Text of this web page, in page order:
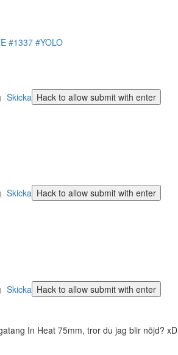
#1337 #YOLO
Skicka
Skicka
Skicka
In Heat 75mm, tror du jag blir nöjd? xD